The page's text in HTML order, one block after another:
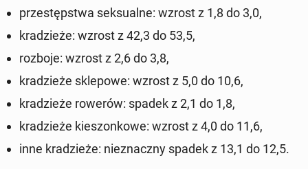
prze­stęp­stwa sek­su­al­ne: wzrost z 1,8 do 3,0,
kra­dzie­że: wzrost z 42,3 do 53,5,
rozboje: wzrost z 2,6 do 3,8,
kra­dzie­że skle­po­we: wzrost z 5,0 do 10,6,
kra­dzie­że rowerów: spadek z 2,1 do 1,8,
kra­dzie­że kie­szon­ko­we: wzrost z 4,0 do 11,6,
inne kra­dzie­że: nie­znacz­ny spadek z 13,1 do 12,5.